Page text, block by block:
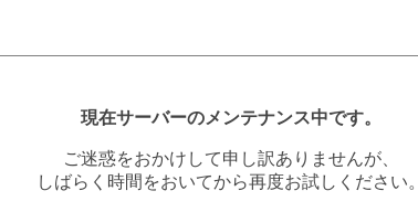
現在サーバーのメンテナンス中です。
ご迷惑をおかけして申し訳ありませんが、
しばらく時間をおいてから再度お試しください。